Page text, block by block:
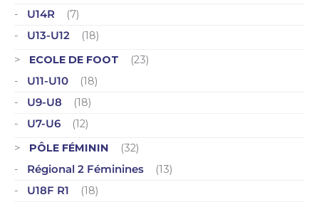
U14R
(7)
U13-U12
(18)
ECOLE DE FOOT
(23)
U11-U10
(18)
U9-U8
(18)
U7-U6
(12)
PÔLE FÉMININ
(32)
Régional 2 Féminines
(13)
U18F R1
(18)